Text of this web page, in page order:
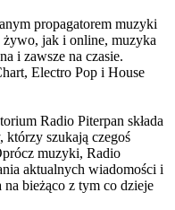
propagatorem muzyki
jak i online, muzyka
i zawsze na czasie.
Electro Pop i House
Radio Piterpan składa
którzy szukają czegoś
muzyki, Radio
aktualnych wiadomości i
na bieżąco z tym co dzieje